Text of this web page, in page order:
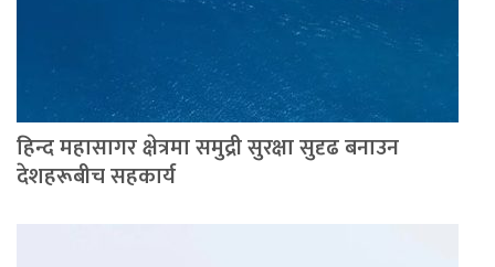
हिन्द महासागर क्षेत्रमा समुद्री सुरक्षा सुदृढ बनाउन
देशहरूबीच सहकार्य